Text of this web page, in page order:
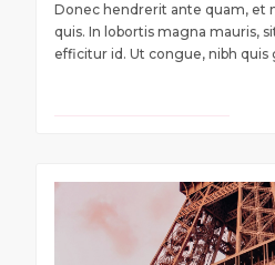
Donec hendrerit ante quam, et
quis. In lobortis magna mauris,
efficitur id. Ut congue, nibh quis
$ 2200 USD
Onwards